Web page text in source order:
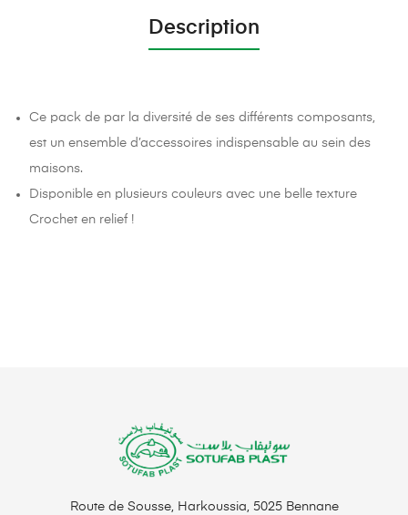
Description
Ce pack de par la diversité de ses différents composants,
est un ensemble d’accessoires indispensable au sein des
maisons.
Disponible en plusieurs couleurs avec une belle texture
Crochet en relief !
Route de Sousse, Harkoussia, 5025 Bennane